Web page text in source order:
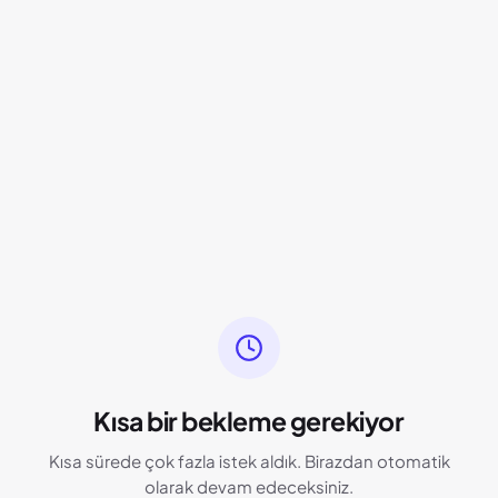
Kısa bir bekleme gerekiyor
Kısa sürede çok fazla istek aldık. Birazdan otomatik
olarak devam edeceksiniz.